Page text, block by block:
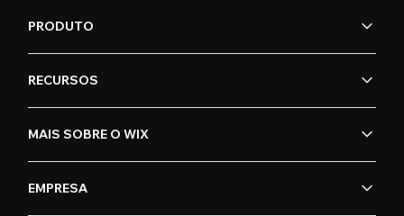
PRODUTO
RECURSOS
MAIS SOBRE O WIX
EMPRESA